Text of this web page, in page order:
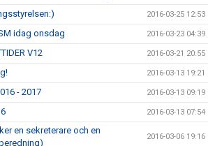
2016-03-25 12:53
idag onsdag 2016-03-23 04:39
V12 2016-03-21 20:55
2016-03-13 19:21
- 2017 2016-03-13 09:19
2016-03-13 07:54
en sekreterare och en
2016-03-06 19:16